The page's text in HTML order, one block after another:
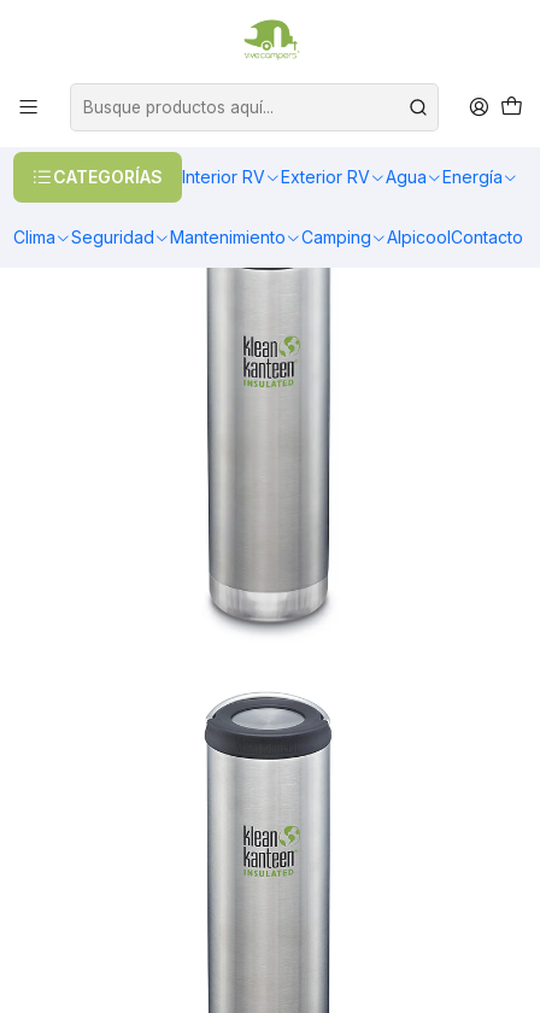
CATEGORÍAS Interior RV Exterior RV Agua Energía
Clima Seguridad Mantenimiento Camping AlpicoolContacto
OFERTAS EN CALEFACCIÓN DIESEL
Botella Térmica Klean Kanteen TKWIDE 592ml (20oz) tapa Loop